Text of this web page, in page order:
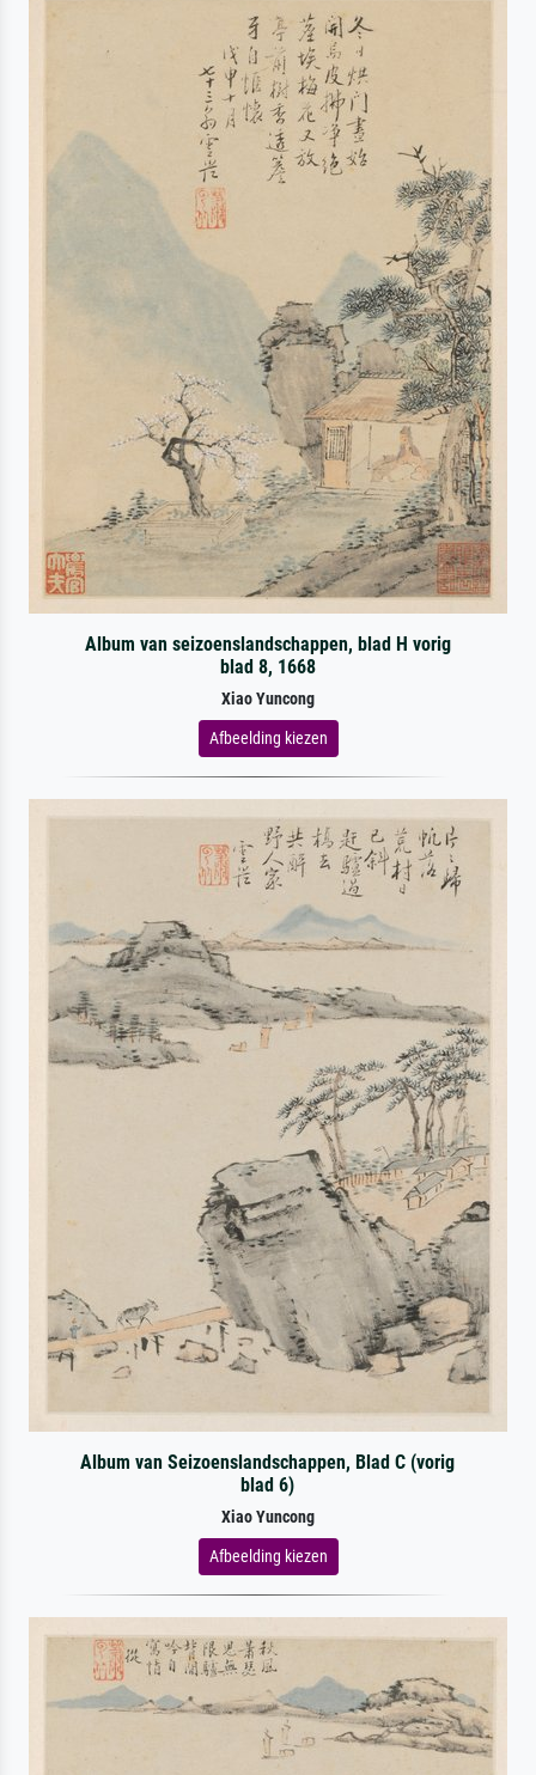
Album van seizoenslandschappen, blad H vorig
blad 8, 1668
Xiao Yuncong
Afbeelding kiezen
Album van Seizoenslandschappen, Blad C (vorig
blad 6)
Xiao Yuncong
Afbeelding kiezen